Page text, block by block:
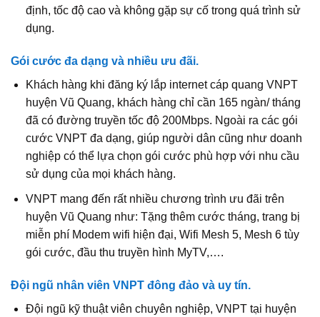
định, tốc độ cao và không gặp sự cố trong quá trình sử
dụng.
Gói cước đa dạng và nhiều ưu đãi.
Khách hàng khi đăng ký lắp internet cáp quang VNPT
huyện Vũ Quang, khách hàng chỉ cần 165 ngàn/ tháng
đã có đường truyền tốc độ 200Mbps. Ngoài ra các gói
cước VNPT đa dạng, giúp người dân cũng như doanh
nghiệp có thể lựa chọn gói cước phù hợp với nhu cầu
sử dụng của mọi khách hàng.
VNPT mang đến rất nhiều chương trình ưu đãi trên
huyện Vũ Quang như: Tặng thêm cước tháng, trang bị
miễn phí Modem wifi hiện đại, Wifi Mesh 5, Mesh 6 tùy
gói cước, đầu thu truyền hình MyTV,….
Đội ngũ nhân viên VNPT đông đảo và uy tín.
Đội ngũ kỹ thuật viên chuyên nghiệp, VNPT tại huyện